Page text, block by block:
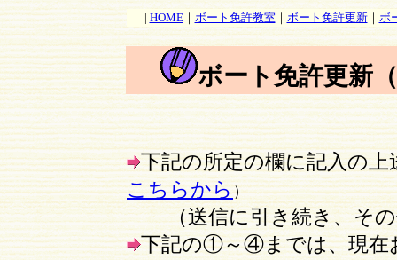
| HOME｜ ボート免許教室｜ ボート免許更新｜ ボ
ボート免許更新
下記の所定の欄に記入の上
こちらから）
（送信に引き続き、その
下記の①～④までは、現在